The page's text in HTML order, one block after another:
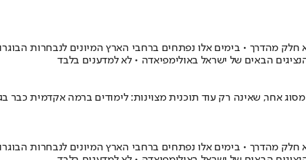
מהדרך • בימים אלו נפתחים ברחבי הארץ המיונים לנבחרות
הבאים של ישראל באולימפיאדה • לא למדענים בלבד
אחר, שאינה רק עוד תוכנית מצוינות: לימודים ברמה אקדמית כבר
מהדרך • בימים אלו נפתחים ברחבי הארץ המיונים לנבחרות